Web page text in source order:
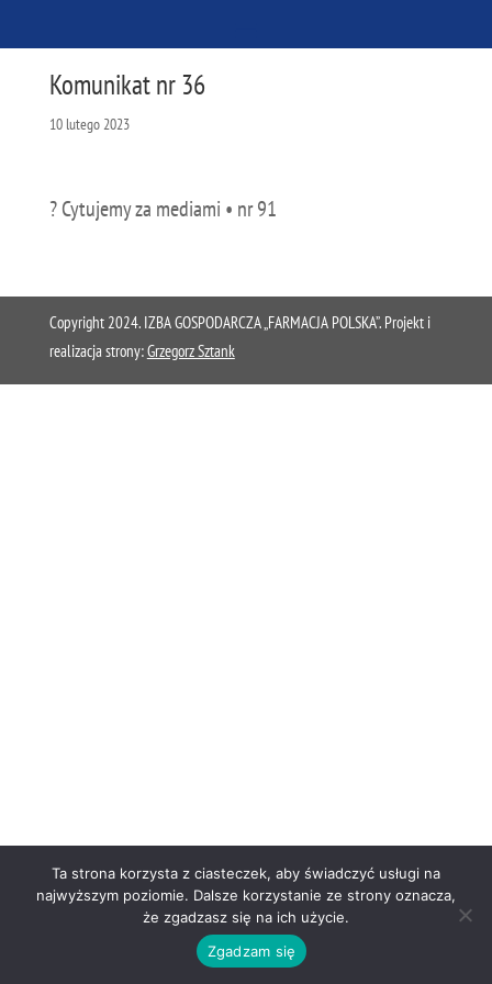
Komunikat nr 36
10 lutego 2023
? Cytujemy za mediami • nr 91
Copyright 2024. IZBA GOSPODARCZA „FARMACJA POLSKA”. Projekt i
realizacja strony:Grzegorz Sztank
Ta strona korzysta z ciasteczek, aby świadczyć usługi na
najwyższym poziomie. Dalsze korzystanie ze strony oznacza,
że zgadzasz się na ich użycie.
Zgadzam się